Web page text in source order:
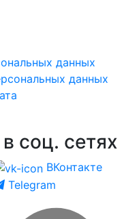
данных
данных
соц. сетях
ВКонтакте
Telegram